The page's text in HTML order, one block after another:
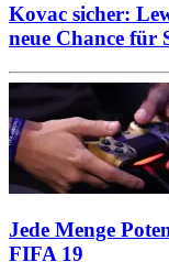
Kovac sicher:
neue Chance für
Jede Menge
FIFA 19